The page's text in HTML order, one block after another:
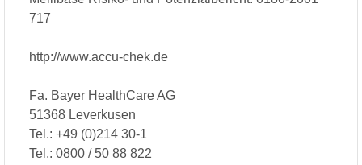
717
http://www.accu-chek.de
Fa. Bayer HealthCare AG
51368 Leverkusen
Tel.: +49 (0)214 30-1
Tel.: 0800 / 50 88 822